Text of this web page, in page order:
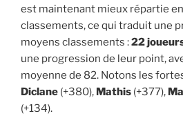
est maintenant mieux répartie
classements, ce qui traduit une
moyens classements :22
une progression de leur point,
moyenne de 82. Notons les
Diclane (+380), Mathis (+377),
(+134).